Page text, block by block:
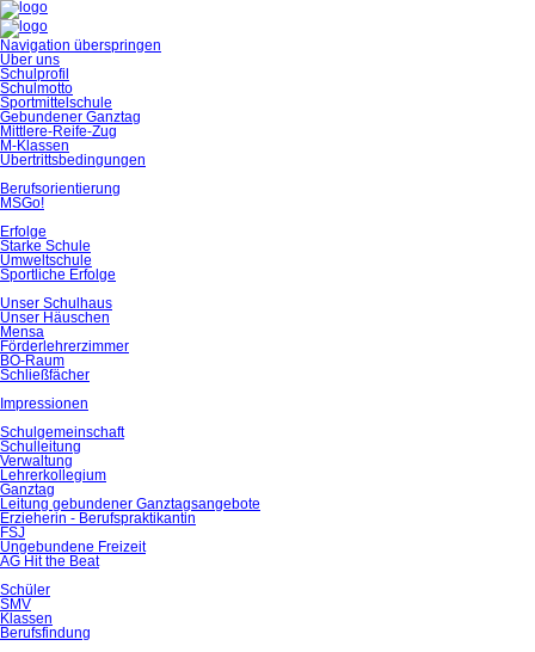
Navigation überspringen
Über uns
Schulprofil
Schulmotto
Sportmittelschule
Gebundener Ganztag
Mittlere-Reife-Zug
M-Klassen
Übertrittsbedingungen
Berufsorientierung
MSGo!
Erfolge
Starke Schule
Umweltschule
Sportliche Erfolge
Unser Schulhaus
Unser Häuschen
Mensa
Förderlehrerzimmer
BO-Raum
Schließfächer
Impressionen
Schulgemeinschaft
Schulleitung
Verwaltung
Lehrerkollegium
Ganztag
Leitung gebundener Ganztagsangebote
Erzieherin - Berufspraktikantin
FSJ
Ungebundene Freizeit
AG Hit the Beat
Schüler
SMV
Klassen
Berufsfindung